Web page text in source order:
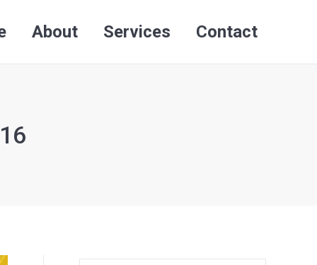
About Services Contact
About Services Contact